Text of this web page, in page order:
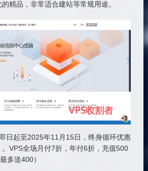
精品，非常适合建站等常规用途。
日起至2025年11月15日，终身循环优惠
。VPS全场月付7折，年付6折，充值500
多送400）